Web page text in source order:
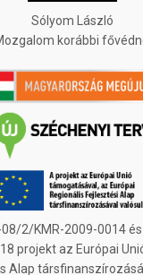
Sólyom László
korábbi
2/KMR-2009-0014
projekt az Európai
Alap